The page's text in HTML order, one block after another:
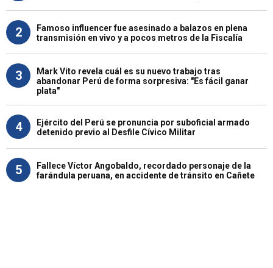
2
Famoso influencer fue asesinado a balazos en plena
transmisión en vivo y a pocos metros de la Fiscalía
3
Mark Vito revela cuál es su nuevo trabajo tras
abandonar Perú de forma sorpresiva: "Es fácil ganar
plata"
4
Ejército del Perú se pronuncia por suboficial armado
detenido previo al Desfile Cívico Militar
5
Fallece Víctor Angobaldo, recordado personaje de la
farándula peruana, en accidente de tránsito en Cañete